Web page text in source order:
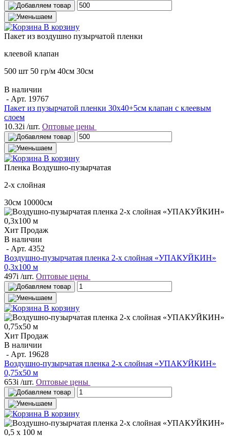
В корзину
Пакет из воздушно пузырчатой пленки
клеевой клапан
500 шт 50 гр/м 40см 30см
В наличии
- Арт. 19767
Пакет из пузырчатой пленки 30х40+5см клапан с клеевым
слоем
10.32i /шт. Оптовые цены
В корзину
Пленка Воздушно-пузырчатая
2-х слойная
30см 10000см
Хит Продаж
В наличии
- Арт. 4352
Воздушно-пузырчатая пленка 2-х слойная «УПАКУЙКИН»
0,3х100 м
497i /шт. Оптовые цены
В корзину
Хит Продаж
В наличии
- Арт. 19628
Воздушно-пузырчатая пленка 2-х слойная «УПАКУЙКИН»
0,75х50 м
653i /шт. Оптовые цены
В корзину